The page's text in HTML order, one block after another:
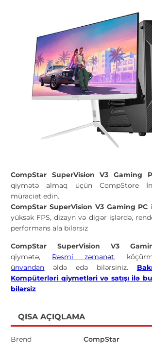
CompStar SuperVision V3 Gaming
qiymətə almaq üçün CompStore
müraciət edin.
CompStar SuperVision V3 Gaming PC
yüksək FPS, dizayn və digər işlərdə,
performans ala bilərsiz
CompStar SuperVision V3
qiymətə, Rəsmi zəmanət,
ünvandan əldə edə bilərsiniz.
Kompüterləri qiymetləri və satışı ilə
bilərsiz
QISA AÇIQLAMA
Brend CompStar